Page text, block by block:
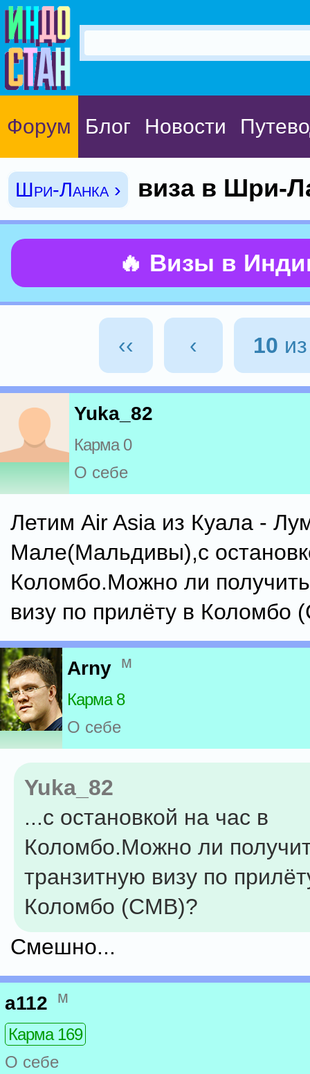
Форум Блог Новости
Шри-Ланка › виза в Шри-
🔥 Визы в
‹‹ ‹ 10
Yuka_82
Карма 0
О себе
Летим Air Asia из Куала -
Мале(Мальдивы),с
Коломбо.Можно ли
визу по прилёту в Коломбо
Arny м
Карма 8
О себе
Yuka_82
...с остановкой на час в
Коломбо.Можно ли
транзитную визу по
Коломбо (СМВ)?
Смешно...
a112 м
Карма 169
О себе